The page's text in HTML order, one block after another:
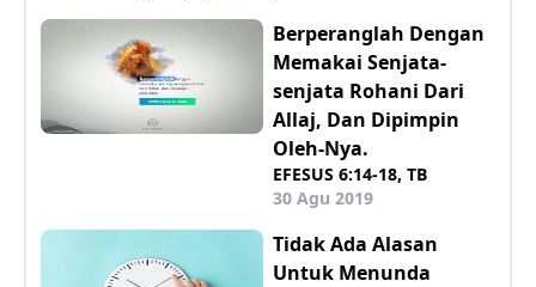
Berperanglah Dengan
Memakai Senjata-
senjata Rohani Dari
Allaj, Dan Dipimpin
Oleh-Nya.
EFESUS 6:14-18, TB
30 Agu 2019
Tidak Ada Alasan
Untuk Menunda